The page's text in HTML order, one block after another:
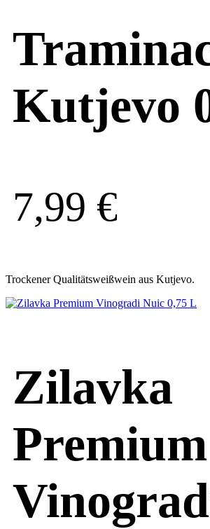
Kutjevo
7,99 €
Trockener Qualitätsweißwein aus Kutjevo.
Zilavka
Premium